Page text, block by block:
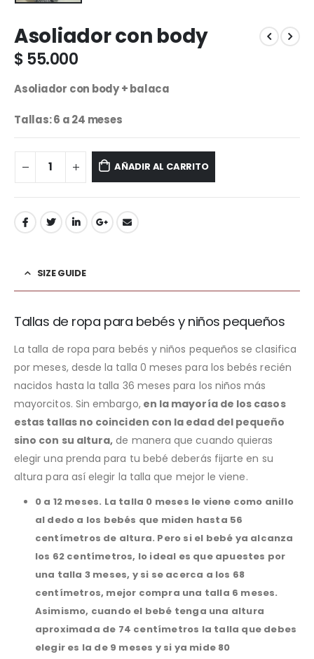
Asoliador con body
$55.000
Asoliador con body + balaca
Tallas: 6 a 24 meses
AÑADIR AL CARRITO
SIZE GUIDE
Tallas de ropa para bebés y niños pequeños
La talla de ropa para bebés y niños pequeños se clasifica
por meses, desde la talla 0 meses para los bebés recién
nacidos hasta la talla 36 meses para los niños más
mayorcitos. Sin embargo,en la mayoría de los casos
estas tallas no coinciden con la edad del pequeño
sino con su altura, de manera que cuando quieras
elegir una prenda para tu bebé deberás fijarte en su
altura para así elegir la talla que mejor le viene.
0 a 12 meses. La talla 0 meses le viene como anillo
al dedo a los bebés que miden hasta 56
centímetros de altura. Pero si el bebé ya alcanza
los 62 centímetros, lo ideal es que apuestes por
una talla 3 meses, y si se acerca a los 68
centímetros, mejor compra una talla 6 meses.
Asimismo, cuando el bebé tenga una altura
aproximada de 74 centímetros la talla que debes
elegir es la de 9 meses y si ya mide 80